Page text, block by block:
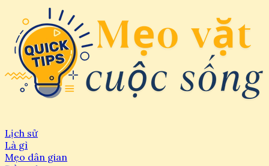
Lịch sử
Là gì
Mẹo dân gian